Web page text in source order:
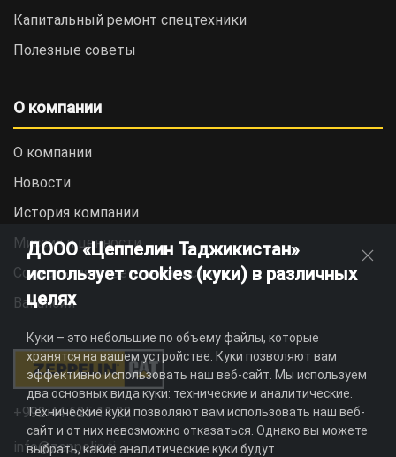
Капитальный ремонт спецтехники
Полезные советы
О компании
О компании
Новости
История компании
Миссия и ценности
Социальная ответственность
Вакансии
+992 44 625 11 22
info@zeppelin.tj
ДООО «Цеппелин Таджикистан»
использует cookies (куки) в различных
целях
Куки – это небольшие по объему файлы, которые
хранятся на вашем устройстве. Куки позволяют вам
эффективно использовать наш веб-сайт. Мы используем
два основных вида куки: технические и аналитические.
Технические куки позволяют вам использовать наш веб-
сайт и от них невозможно отказаться. Однако вы можете
выбрать, какие аналитические куки будут